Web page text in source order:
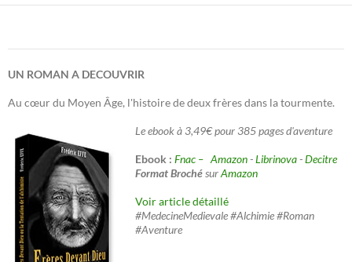
UN ROMAN A DECOUVRIR
Au cœur du Moyen Âge, l'histoire de deux frères dans la tourmente.
Le ebook à 3,49€ pour 385 pages d'aventure
Ebook : Fnac – Amazon-Librinova-Decitre
Format BrochésurAmazon
Voir article détaillé
#MedecineMedievale #Alchimie #Roman
#Aventure